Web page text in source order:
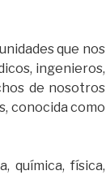
que nos
ingenieros,
de nosotros
conocida como
química, física,